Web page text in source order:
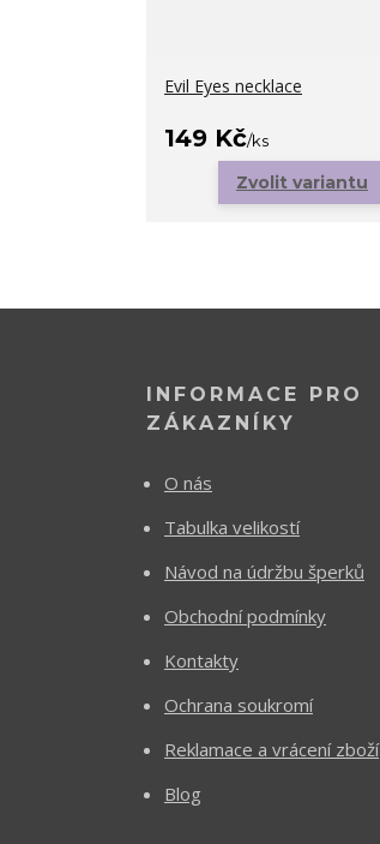
Evil Eyes necklace
149 Kč/ks
Zvolit variantu
INFORMACE PRO
ZÁKAZNÍKY
O nás
Tabulka velikostí
Návod na údržbu šperků
Obchodní podmínky
Kontakty
Ochrana soukromí
Reklamace a vrácení zboží
Blog